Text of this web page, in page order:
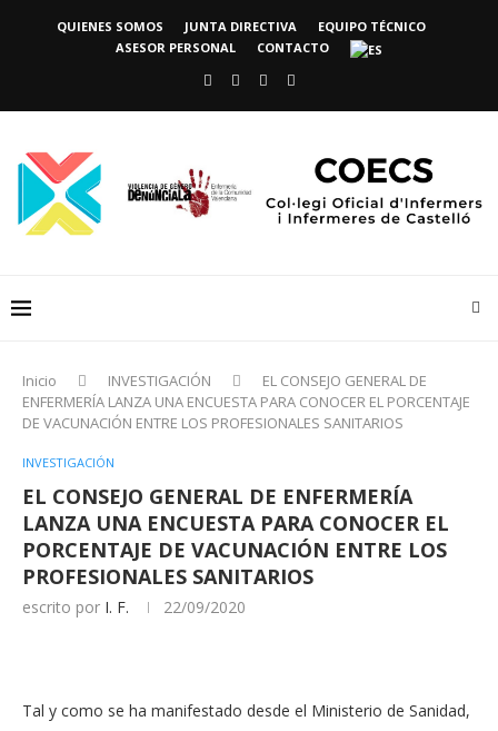
QUIENES SOMOS JUNTA DIRECTIVA
EQUIPO TÉCNICO
ASESOR PERSONAL
CONTACTO
Inicio INVESTIGACIÓN
EL CONSEJO GENERAL DE
ENFERMERÍA LANZA UNA ENCUESTA PARA CONOCER EL PORCENTAJE
DE VACUNACIÓN ENTRE LOS PROFESIONALES SANITARIOS
INVESTIGACIÓN
EL CONSEJO GENERAL DE ENFERMERÍA
LANZA UNA ENCUESTA PARA CONOCER EL
PORCENTAJE DE VACUNACIÓN ENTRE LOS
PROFESIONALES SANITARIOS
escrito por I. F. 22/09/2020
Tal y como se ha manifestado desde el Ministerio de Sanidad,